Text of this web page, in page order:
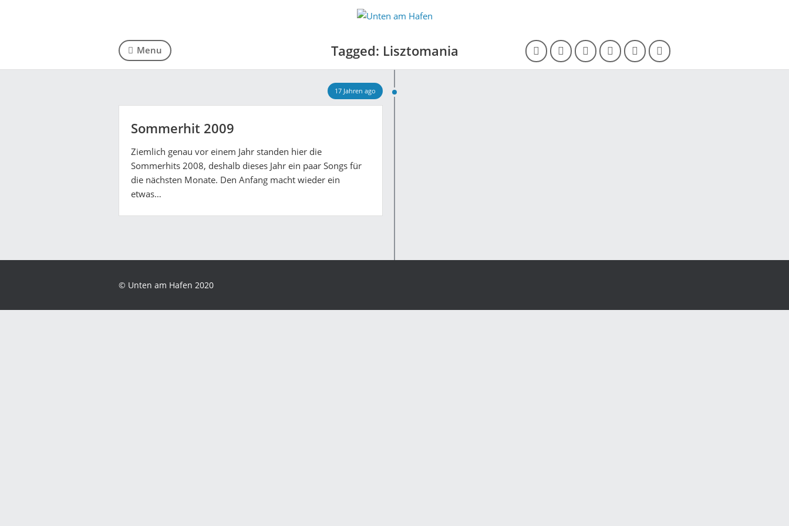
Menu Tagged: Lisztomania
17 Jahren ago
Sommerhit 2009
Ziemlich genau vor einem Jahr standen hier die
Sommerhits 2008, deshalb dieses Jahr ein paar Songs für
die nächsten Monate. Den Anfang macht wieder ein
etwas…
© Unten am Hafen 2020